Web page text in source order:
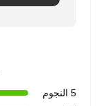
5 النجوم